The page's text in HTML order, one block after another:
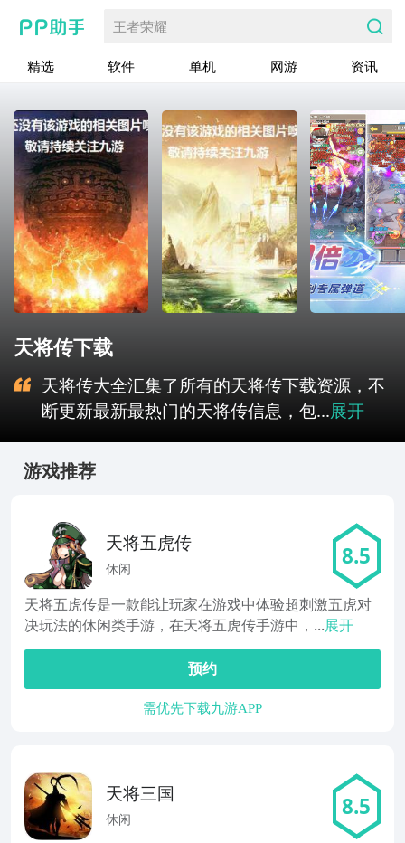
王者荣耀
精选 软件 单机 网游 资讯
天将传下载
天将传大全汇集了所有的天将传下载资源，不
断更新最新最热门的天将传信息，包...展开
游戏推荐
天将五虎传
休闲 8.5
天将五虎传是一款能让玩家在游戏中体验超刺激五虎对
决玩法的休闲类手游，在天将五虎传手游中，...展开
预约
需优先下载九游APP
天将三国
休闲 8.5